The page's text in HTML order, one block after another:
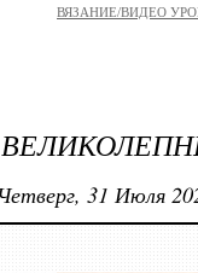
ВЯЗАНИЕ/ВИДЕО
Четверг, 31 Июля